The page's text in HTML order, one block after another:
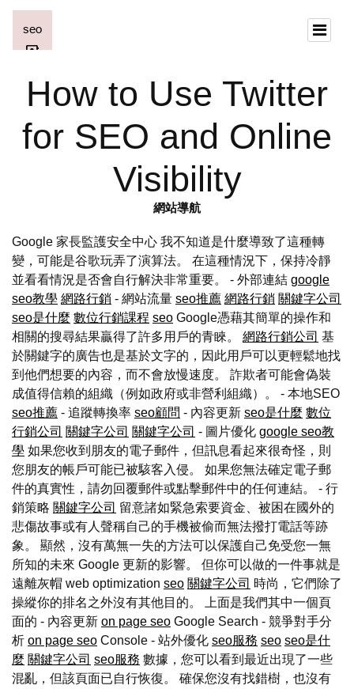
How to Use Twitter
for SEO and Online
Visibility
網站導航
Google 家長監護安全中心 我不知道是什麼導致了這種轉
變，可能是谷歌玩弄了演算法。 在這種情況下，保持冷靜
並看看情況是否會自行解決非常重要。 - 外部連結 google
seo教學 網路行銷 - 網站流量 seo推薦 網路行銷 關鍵字公司
seo是什麼 數位行銷課程 seo Google憑藉其簡單的操作和
相關的搜尋結果贏得了許多用戶的青睞。 網路行銷公司 基
於關鍵字的廣告也是基於文字的，因此用戶可以更輕鬆地找
到他們想要的內容，而不會放慢速度。 詐欺者可能會偽裝
成值得信賴的組織（例如政府或非營利組織）。 - 本地SEO
seo推薦 - 追蹤轉換率 seo顧問 - 內容更新 seo是什麼 數位
行銷公司 關鍵字公司 關鍵字公司 - 圖片優化 google seo教
學 如果您收到朋友的電子郵件，但訊息看起來很奇怪，則
您朋友的帳戶可能已被駭客入侵。 如果您無法確定電子郵
件的真實性，請勿回覆郵件或點擊郵件中的任何連結。 - 行
銷策略 關鍵字公司 留意諸如緊急索要資金、被困在國外的
悲傷故事或有人聲稱自己的手機被偷而無法撥打電話等跡
象。 顯然，沒有萬無一失的方法可以保護自己免受您一無
所知的未來 Google 更新的影響。 但你可以做的一件事就是
遠離灰帽 web optimization seo 關鍵字公司 時尚，它們除了
操縱你的排名之外沒有其他目的。 上面是我們其中一個頁
面的 - 內容更新 on page seo Google Search - 競爭對手分
析 on page seo Console - 站外優化 seo服務 seo seo是什
麼 關鍵字公司 seo服務 數據，您可以看到最近出現了一些
混亂，但該頁面已自行恢復。 確保您沒有找錯樹，也沒有